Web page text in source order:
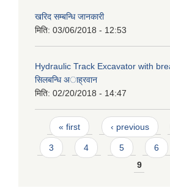
खरिद सम्बन्धि जानकारी
मिति: 03/06/2018 - 12:53
Hydraulic Track Excavator with
सिलबन्धि अाह्रवान
मिति: 02/20/2018 - 14:47
Pages
« first ‹ previous
3 4 5 6
9